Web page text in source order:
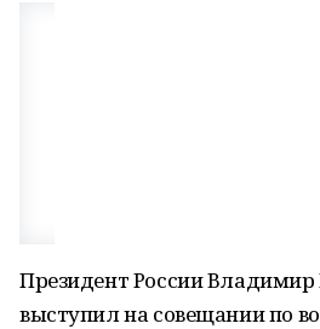
Президент России
выступил на совещании по